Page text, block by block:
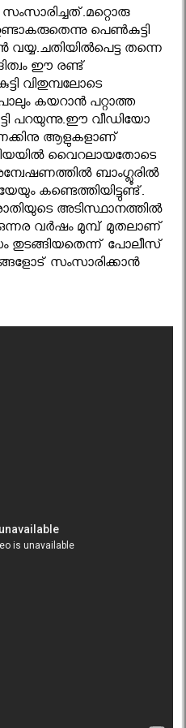
പെണ്‍കുട്ടി
തന്നെ
ഈ രണ്ട്
വിതുമ്പലോടെ
കയറാന്‍ പറ്റാത്ത
പറയുന്നു.ഈ വീഡിയോ
ആളുകളാണ്
വൈറലായതോടെ
ബാംഗ്ലൂരില്‍
കണ്ടെത്തിയിട്ടുണ്ട്.
അടിസ്ഥാനത്തില്‍
വര്‍ഷം മുമ്പ് മുതലാണ്
തുടങ്ങിയതെന്ന് പോലീസ്
സംസാരിക്കാന്‍